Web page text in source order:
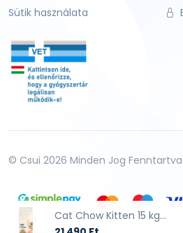
Cat Chow Kitten 15 kg...
Sütik használata
© Csui 2026 Minden Jog Fenntartva.